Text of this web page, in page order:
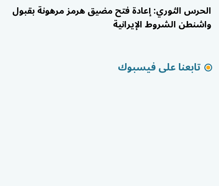
الحرس الثوري: إعادة فتح مضيق هرمز مرهونة بقبول
واشنطن الشروط الإيرانية
تابعنا على فيسبوك